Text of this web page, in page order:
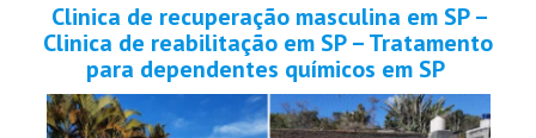
Clinica de recuperação masculina em SP –
Clinica de reabilitação em SP – Tratamento
para dependentes químicos em SP